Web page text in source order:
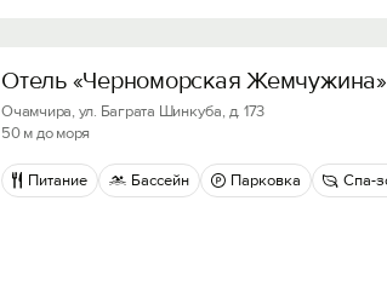
Отель «Черноморская Жемчужина»
Очамчира, ул. Баграта Шинкуба, д. 173
50 м до моря
Питание Бассейн Парковка Спа-